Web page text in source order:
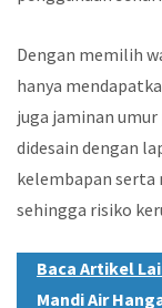
Dengan memilih
hanya
juga jaminan
didesain dengan
kelembapan serta
sehingga risiko
Baca Artikel
Mandi Air